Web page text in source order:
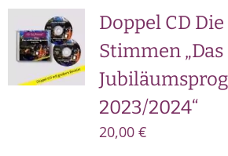
Doppel CD
Stimmen „Das
2023/2024“
20,00 €